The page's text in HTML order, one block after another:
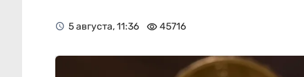
5 августа, 11:36 45716